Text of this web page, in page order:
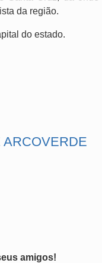
da região.
do estado.
amigos!